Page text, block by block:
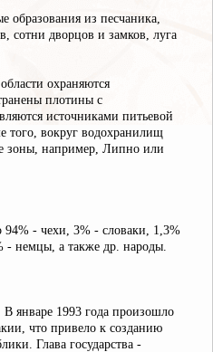
образования из песчаника,
сотни дворцов и замков, луга
охраняются
плотины с
источниками питьевой
того, вокруг водохранилищ
зоны, например, Липно или
- чехи, 3% - словаки, 1,3%
- немцы, а также др. народы.
В январе 1993 года произошло
что привело к созданию
Глава государства -